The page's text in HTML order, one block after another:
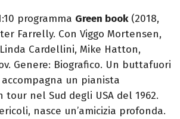
programma Green book(2018,
Farrelly. Con Viggo Mortensen,
Cardellini, Mike Hatton,
Genere: Biografico. Un buttafuori
un pianista
tour nel Sud degli USA del 1962.
nasce un’amicizia profonda.